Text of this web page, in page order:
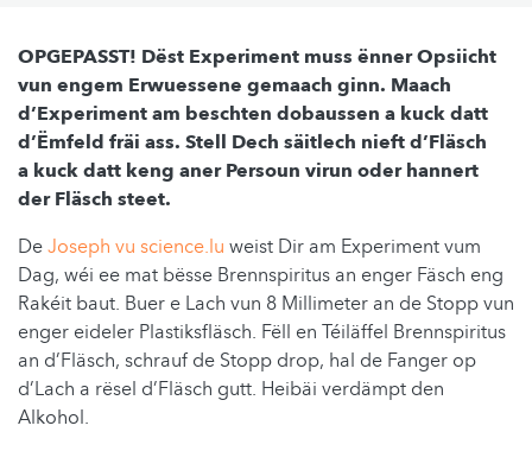
OPGEPASST! Dëst Experiment muss ënner Opsiicht
vun engem Erwuessene gemaach ginn. Maach
d’Experiment am beschten dobaussen a kuck datt
d’Ëmfeld fräi ass. Stell Dech säitlech nieft d’Fläsch
a kuck datt keng aner Persoun virun oder hannert
der Fläsch steet.
DeJoseph vu science.lu weist Dir am Experiment vum
Dag, wéi ee mat bësse Brennspiritus an enger Fäsch eng
Rakéit baut. Buer e Lach vun 8 Millimeter an de Stopp vun
enger eideler Plastiksfläsch. Fëll en Téiläffel Brennspiritus
an d’Fläsch, schrauf de Stopp drop, hal de Fanger op
d’Lach a rësel d’Fläsch gutt. Heibäi verdämpt den
Alkohol.